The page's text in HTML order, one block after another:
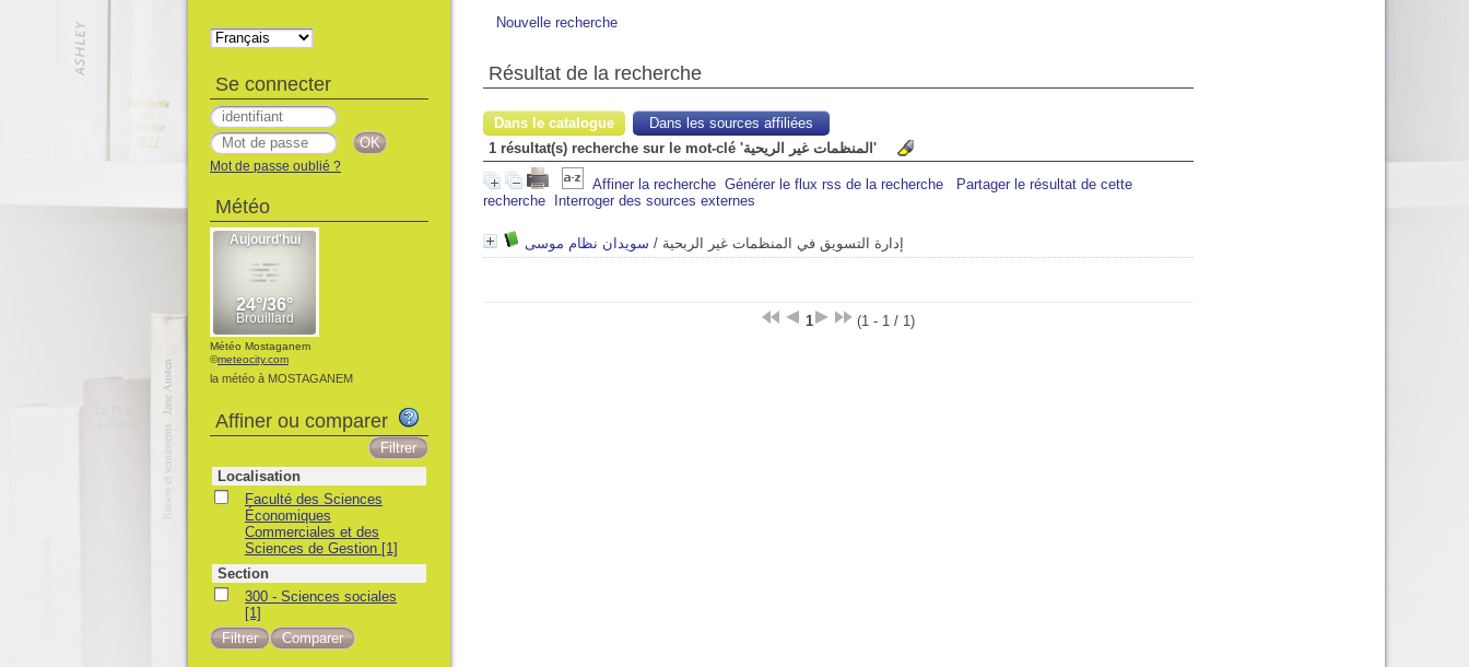
Nouvelle recherche
Résultat de la recherche
Dans le catalogue
Dans les sources affiliées
1 résultat(s) recherche sur le mot-clé 'المنظمات غير الريحية'
Affiner la recherche Générer le flux rss de la recherche
Partager le résultat de cette
recherche
Interroger des sources externes
إدارة التسويق في المنظمات غير الربحية / سويدان نظام موسى
1 (1 - 1 / 1)
Se connecter
Mot de passe oublié ?
Météo
Météo Mostaganem
©meteocity.com
la météo à MOSTAGANEM
Affiner ou comparer
Localisation
Faculté des Sciences
Économiques
Commerciales et des
Sciences de Gestion [1]
Section
300 - Sciences sociales
[1]